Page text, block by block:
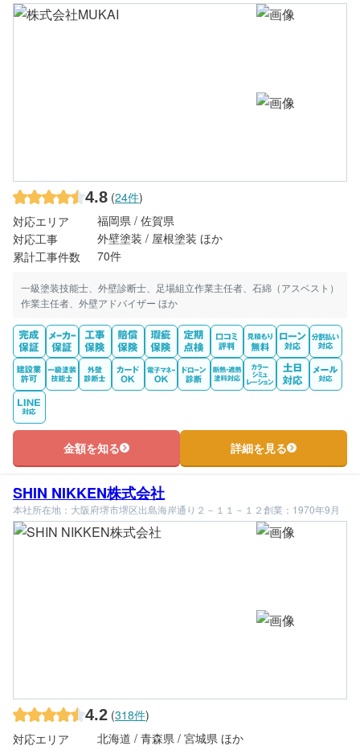
4.8 (24件)
対応エリア
福岡県 / 佐賀県
対応工事
外壁塗装 / 屋根塗装 ほか
累計工事件数
70件
一級塗装技能士、外壁診断士、足場組立作業主任者、石綿（アスベスト）
作業主任者、外壁アドバイザー ほか
金額を知る 詳細を見る
SHIN NIKKEN株式会社
本社所在地：大阪府堺市堺区出島海岸通り２－１１－１２創業：1970年9月
4.2 (318件)
対応エリア
北海道 / 青森県 / 宮城県 ほか